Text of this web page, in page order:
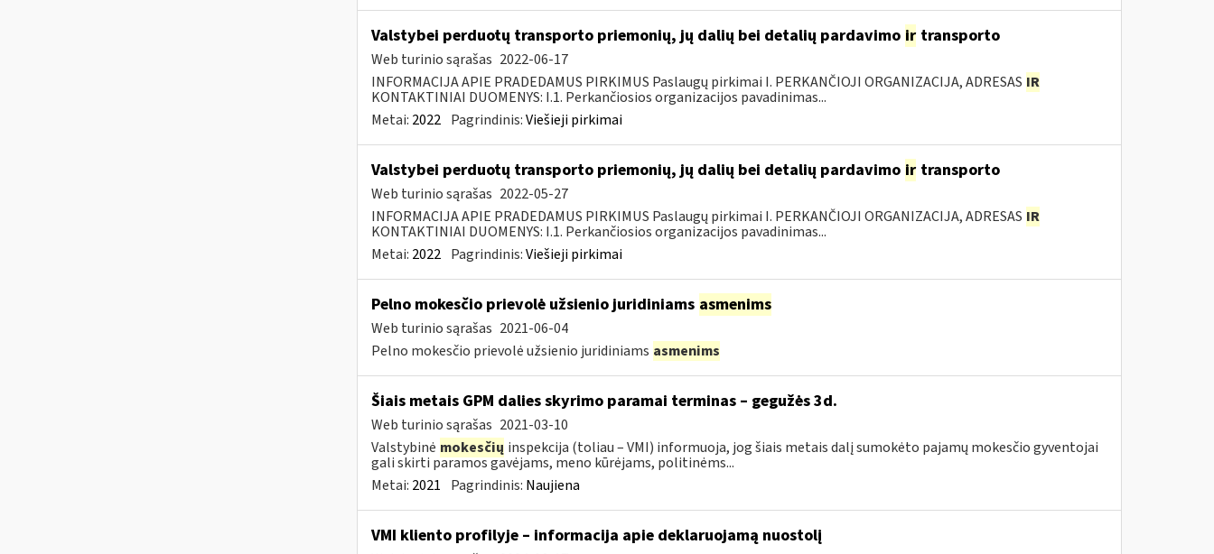
Valstybei perduotų transporto priemonių, jų dalių bei detalių pardavimo irtransporto
Web turinio sąrašas 2022-06-17
INFORMACIJA APIE PRADEDAMUS PIRKIMUS Paslaugų pirkimai I. PERKANČIOJI ORGANIZACIJA, ADRESAS IR
KONTAKTINIAI DUOMENYS: I.1. Perkančiosios organizacijos pavadinimas...
Metai: 2022 Pagrindinis:Viešieji pirkimai
Valstybei perduotų transporto priemonių, jų dalių bei detalių pardavimo irtransporto
Web turinio sąrašas 2022-05-27
INFORMACIJA APIE PRADEDAMUS PIRKIMUS Paslaugų pirkimai I. PERKANČIOJI ORGANIZACIJA, ADRESAS IR
KONTAKTINIAI DUOMENYS: I.1. Perkančiosios organizacijos pavadinimas...
Metai: 2022 Pagrindinis:Viešieji pirkimai
Pelno mokesčio prievolė užsienio juridiniams asmenims
Web turinio sąrašas 2021-06-04
Pelno mokesčio prievolė užsienio juridiniams asmenims
Šiais metais GPM dalies skyrimo paramai terminas – gegužės 3d.
Web turinio sąrašas 2021-03-10
Valstybinė mokesčių inspekcija (toliau – VMI) informuoja, jog šiais metais dalį sumokėto pajamų mokesčio gyventojai
gali skirti paramos gavėjams, meno kūrėjams, politinėms...
Metai: 2021 Pagrindinis: Naujiena
VMI kliento profilyje – informacija apie deklaruojamą nuostolį